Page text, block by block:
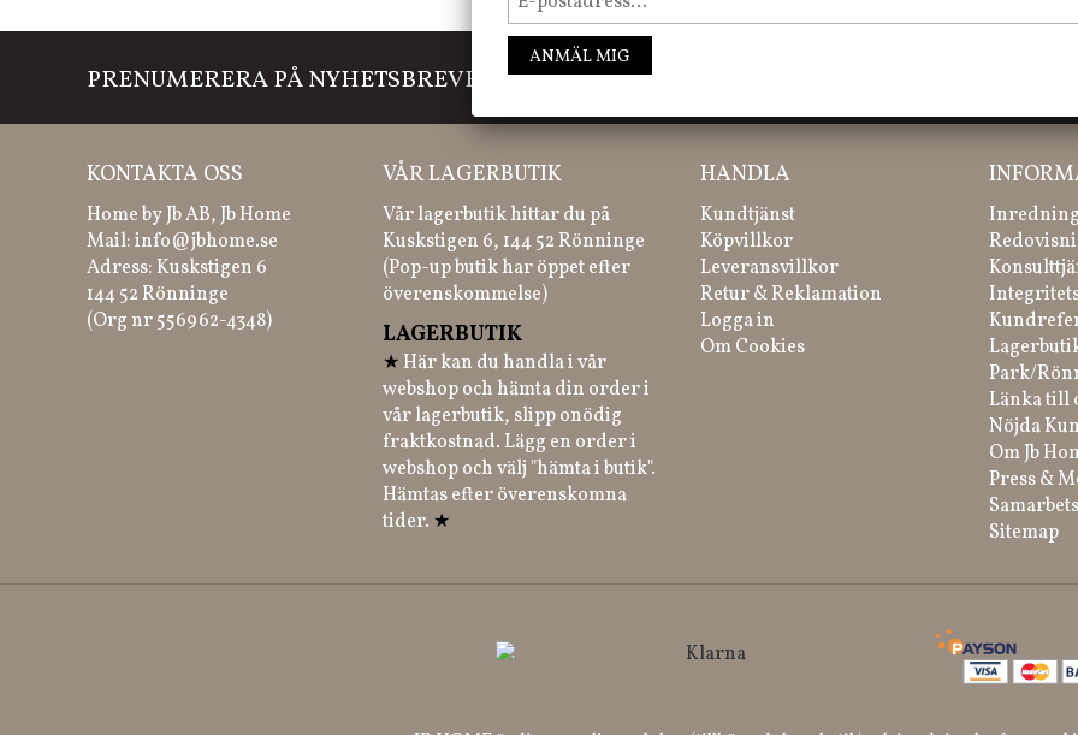
PRENUMERERA PÅ NYHETSBREVET Missa inte våra nyheter, kampanjer och roliga happenings!
KONTAKTA OSS
Home by Jb AB, Jb Home
Mail:info@jbhome.se
Adress: Kuskstigen 6
144 52 Rönninge
(Org nr 556962-4348)
VÅR LAGERBUTIK
Vår lagerbutik hittar du på
Kuskstigen 6, 144 52 Rönninge
(Pop-up butik har öppet efter
överenskommelse)
LAGERBUTIK
★ Här kan du handla i vår
webshop och hämta din order i
vår lagerbutik, slipp onödig
fraktkostnad. Lägg en order i
webshop och välj "hämta i butik".
Hämtas efter överenskomna
tider. ★
HANDLA
Kundtjänst
Köpvillkor
Leveransvillkor
Retur & Reklamation
Logga in
Om Cookies
Park/
Länka till
Nöjda
Om Jb
Press &
Sitemap
ANMÄL MIG